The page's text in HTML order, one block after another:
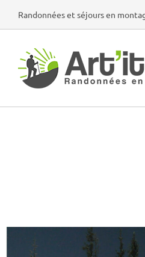
Randonnées et séjours en